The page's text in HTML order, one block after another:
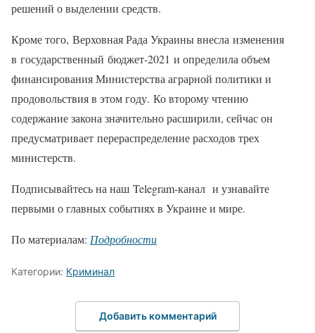
решений о выделении средств.
Кроме того, Верховная Рада Украины внесла изменения
в государственный бюджет-2021 и определила объем
финансирования Министерства аграрной политики и
продовольствия в этом году. Ко второму чтению
содержание закона значительно расширили, сейчас он
предусматривает перераспределение расходов трех
министерств.
Подписывайтесь на наш Telegram-канал и узнавайте
первыми о главных событиях в Украине и мире.
По материалам: Подробности
Категории: Криминал
Добавить комментарий